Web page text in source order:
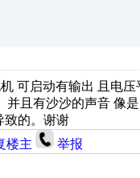
可启动有输出 且电压
且有沙沙的声音 像
致的。谢谢
楼主 举报